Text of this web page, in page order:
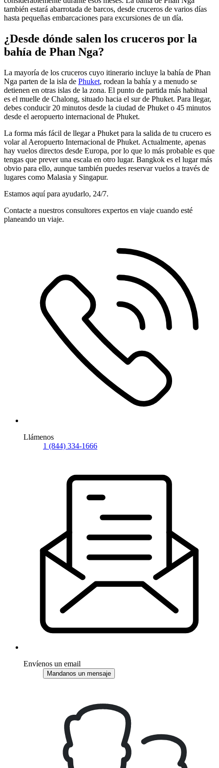
también estará abarrotada de barcos, desde cruceros de varios días
hasta pequeñas embarcaciones para excursiones de un día.
¿Desde dónde salen los cruceros por la
bahía de Phan Nga?
La mayoría de los cruceros cuyo itinerario incluye la bahía de Phan
Nga parten de la isla de Phuket, rodean la bahía y a menudo se
detienen en otras islas de la zona. El punto de partida más habitual
es el muelle de Chalong, situado hacia el sur de Phuket. Para llegar,
debes conducir 20 minutos desde la ciudad de Phuket o 45 minutos
desde el aeropuerto internacional de Phuket.
La forma más fácil de llegar a Phuket para la salida de tu crucero es
volar al Aeropuerto Internacional de Phuket. Actualmente, apenas
hay vuelos directos desde Europa, por lo que lo más probable es que
tengas que prever una escala en otro lugar. Bangkok es el lugar más
obvio para ello, aunque también puedes reservar vuelos a través de
lugares como Malasia y Singapur.
Estamos aquí para ayudarlo, 24/7.
Contacte a nuestros consultores expertos en viaje cuando esté
planeando un viaje.
Llámenos
1 (844) 334-1666
Envíenos un email
Mandanos un mensaje